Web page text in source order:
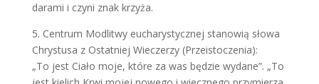
darami i czyni znak krzyża.
5. Centrum Modlitwy eucharystycznej stanowią słowa
Chrystusa z Ostatniej Wieczerzy (Przeistoczenia):
„To jest Ciało moje, które za was będzie wydane”. „To